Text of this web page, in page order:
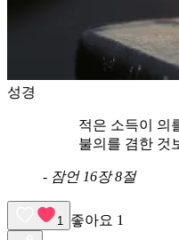
성경
적은 소득이 의
불의를 겸한 것
- 잠언 16장 8절
1 좋아요 1